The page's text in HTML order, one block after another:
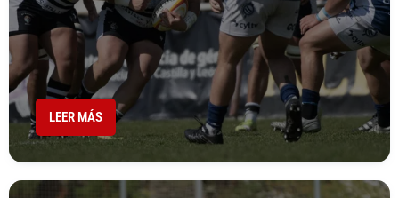
LEER MÁS